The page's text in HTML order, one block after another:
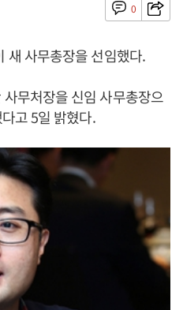
0
새 사무총장을 선임했다.
무처장을 신임 사무총장으
고 5일 밝혔다.